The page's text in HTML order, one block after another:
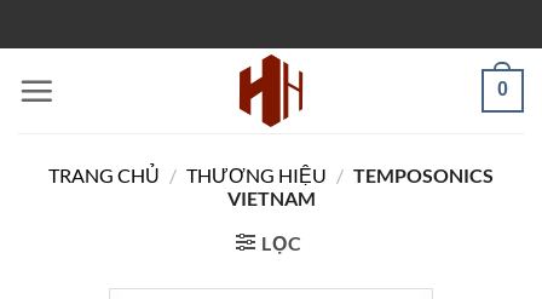
qua
nội
dung
0
TRANG CHỦ / THƯƠNG HIỆU / TEMPOSONICS
VIETNAM
LỌC